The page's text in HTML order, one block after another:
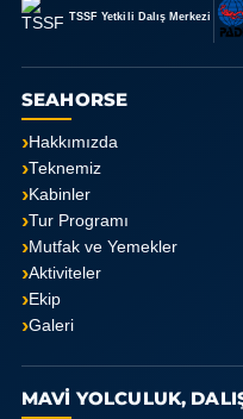
TSSF Yetkili Dalış Merkezi
SEAHORSE
Hakkımızda
Teknemiz
Kabinler
Tur Programı
Mutfak ve Yemekler
Aktiviteler
Ekip
Galeri
MAVİ YOLCULUK,